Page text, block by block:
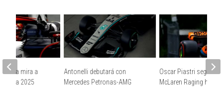
Antonelli debutará con
Mercedes Petronas-AMG
Oscar Piastri seguirá
McLaren Raging hasta
en la mira a
para 2025